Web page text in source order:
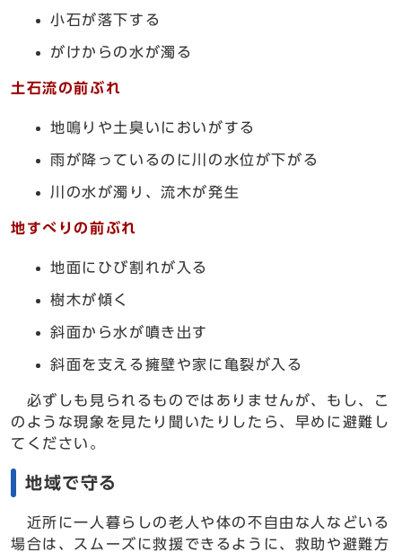
小石が落下する
がけからの水が濁る
土石流の前ぶれ
地鳴りや土臭いにおいがする
雨が降っているのに川の水位が下がる
川の水が濁り、流木が発生
地すべりの前ぶれ
地面にひび割れが入る
樹木が傾く
斜面から水が噴き出す
斜面を支える擁壁や家に亀裂が入る
必ずしも見られるものではありませんが、もし、こ
のような現象を見たり聞いたりしたら、早めに避難し
てください。
地域で守る
近所に一人暮らしの老人や体の不自由な人などいる
場合は、スムーズに救援できるように、救助や避難方